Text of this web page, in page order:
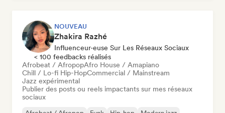
NOUVEAU
Zhakira Razhé
Influenceur·euse Sur Les Réseaux Sociaux
< 100 feedbacks réalisés
Afrobeat / AfropopAfro House / Amapiano
Chill / Lo-fi Hip-HopCommercial / Mainstream
Jazz expérimental
Publier des posts ou reels impactants sur mes réseaux
sociaux